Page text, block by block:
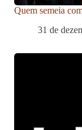
Quem semeia
31 de